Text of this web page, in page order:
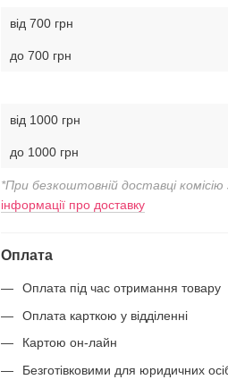
від 700 грн
до 700 грн
від 1000 грн
до 1000 грн
*При безкоштовній доставці
інформації про доставку
Оплата
Оплата під час отримання товару
Оплата карткою у відділенні
Картою он-лайн
Безготівковими для юридичних